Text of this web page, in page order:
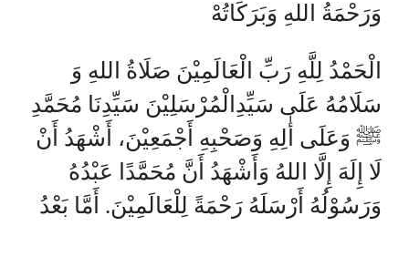
وَرَحْمَةُ اللهِ وَبَرَكَاتُهْ
الْحَمْدُ لِلَّهِ رَبِّ الْعَالَمِيْنَ صَلَاةُ اللهِ وَ
سَلَامُهُ عَلَى سَيِّدِالْمُرْسَلِيْنَ سَيِّدِنَا مُحَمَّدِ
ﷺ وَعَلَى أٰلِهِ وَصَحْبِهِ أَجْمَعِيْنَ، أَشْهَدُ أَنْ
لَا إِلَهَ إِلَّا اللهُ وَأَشْهَدُ أَنَّ مُحَمَّدًا عَبْدُهُ
وَرَسُوْلُهُ أَرْسَلَهُ رَحْمَةً لِلْعَالَمِيْنَ. أَمَّا بَعْدُ